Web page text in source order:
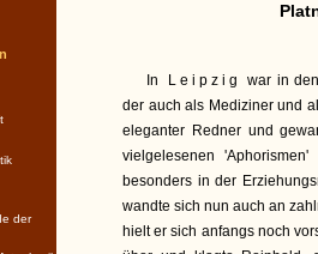
In Leipzig
war in
der auch als Mediziner und
eleganter Redner und
vielgelesenen
besonders in der
wandte sich nun auch an
hielt er sich anfangs noch
der